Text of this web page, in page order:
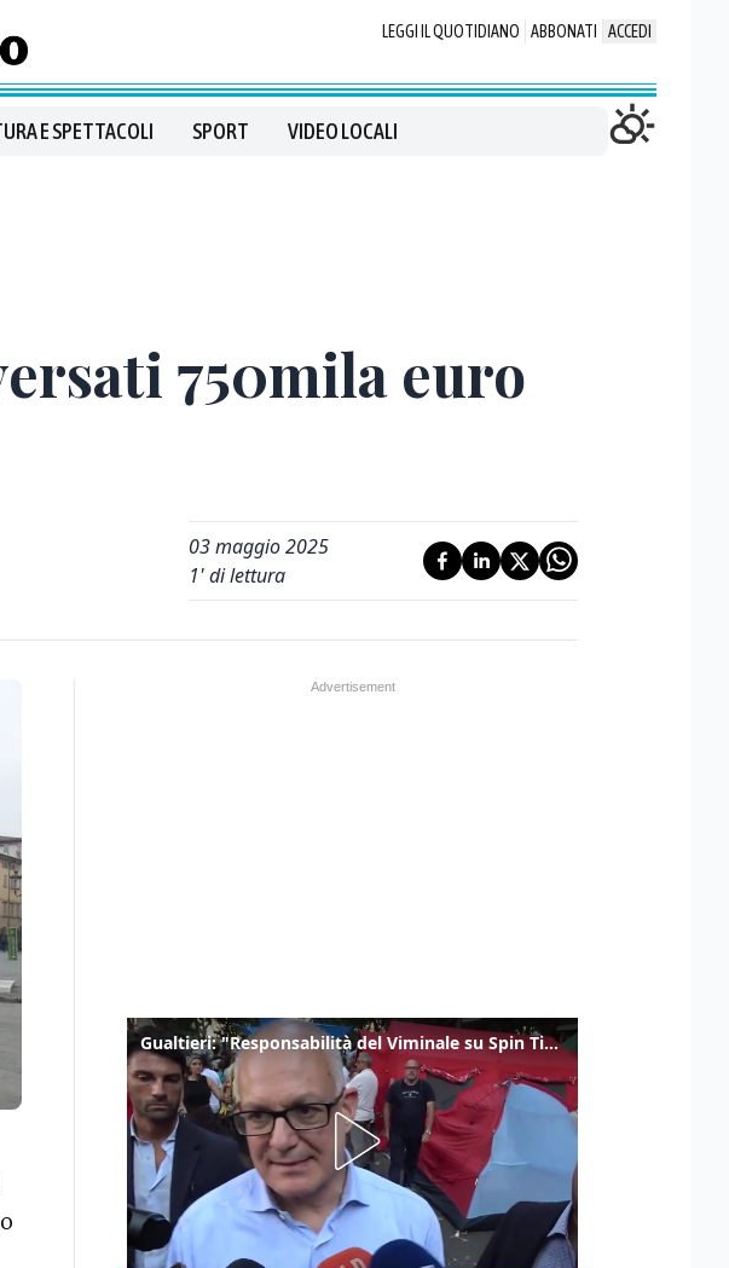
LEGGI IL QUOTIDIANO ABBONATI ACCEDI
E SPETTACOLI SPORT VIDEO LOCALI
750mila euro
03 maggio 2025
1' di lettura
Gualtieri: "Responsabilità del Viminale su Spin Time? La posizione dei partiti è nota"